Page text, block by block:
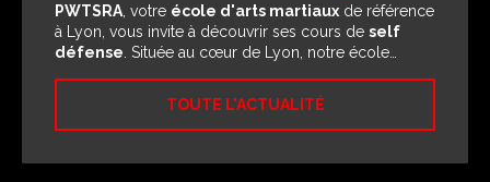
PWTSRA, votre école d'arts martiaux de référence
à Lyon, vous invite à découvrir ses cours de self
défense. Située au cœur de Lyon, notre école…
TOUTE L'ACTUALITÉ